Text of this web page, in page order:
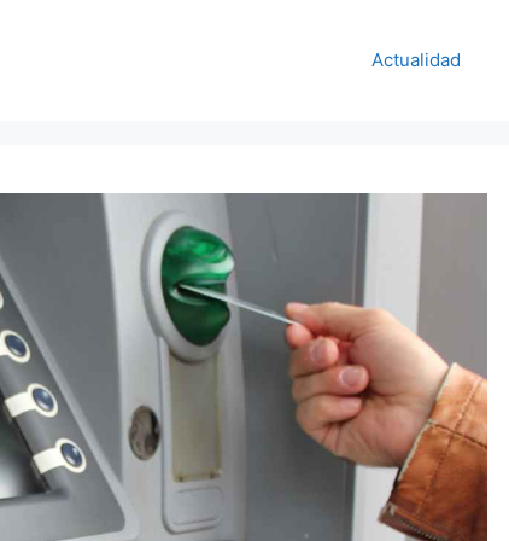
Actualidad